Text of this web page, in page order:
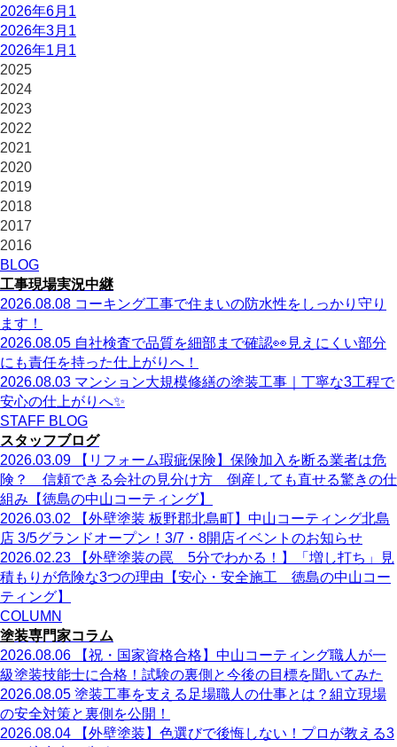
2026年6月 1
2026年3月 1
2026年1月 1
2025
2024
2023
2022
2021
2020
2019
2018
2017
2016
BLOG
工事現場実況中継
2026.08.08 コーキング工事で住まいの防水性をしっかり守り
ます！
2026.08.05 自社検査で品質を細部まで確認👀見えにくい部分
にも責任を持った仕上がりへ！
2026.08.03 マンション大規模修繕の塗装工事｜丁寧な3工程で
安心の仕上がりへ✨
STAFF BLOG
スタッフブログ
2026.03.09
【リフォーム瑕疵保険】保険加入を断る業者は危
険？ 信頼できる会社の見分け方 倒産しても直せる驚きの仕
組み【徳島の中山コーティング】
2026.03.02
【外壁塗装 板野郡北島町】中山コーティング北島
店 3/5グランドオープン！3/7・8開店イベントのお知らせ
2026.02.23
【外壁塗装の罠 5分でわかる！】「増し打ち」見
積もりが危険な3つの理由【安心・安全施工 徳島の中山コー
ティング】
COLUMN
塗装専門家コラム
2026.08.06
【祝・国家資格合格】中山コーティング職人が一
級塗装技能士に合格！試験の裏側と今後の目標を聞いてみた
2026.08.05 塗装工事を支える足場職人の仕事とは？組立現場
の安全対策と裏側を公開！
2026.08.04
【外壁塗装】色選びで後悔しない！プロが教える3